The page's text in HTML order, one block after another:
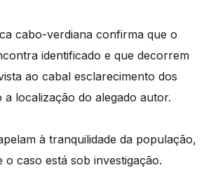
cabo-verdiana confirma que o
identificado e que decorrem
ao cabal esclarecimento dos
localização do alegado autor.
à tranquilidade da população,
o caso está sob investigação.